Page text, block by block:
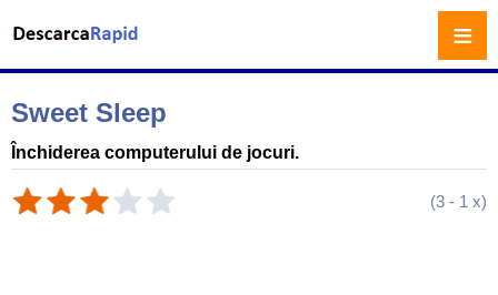
Sweet Sleep
Închiderea computerului de jocuri.
(3 - 1 x)
≡